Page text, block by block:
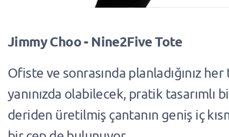
Jimmy Choo - Nine2Five Tote
Ofiste ve sonrasında planladığınız
yanınızda olabilecek, pratik tasarımlı
deriden üretilmiş çantanın geniş iç